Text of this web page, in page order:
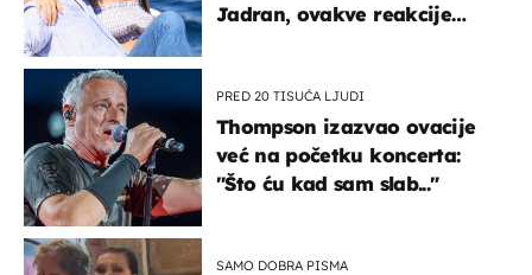
Jadran, ovakve reakcije
PRED 20 TISUĆA LJUDI
Thompson izazvao ovacije
već na početku koncerta:
"Što ću kad sam slab..."
SAMO DOBRA PISMA